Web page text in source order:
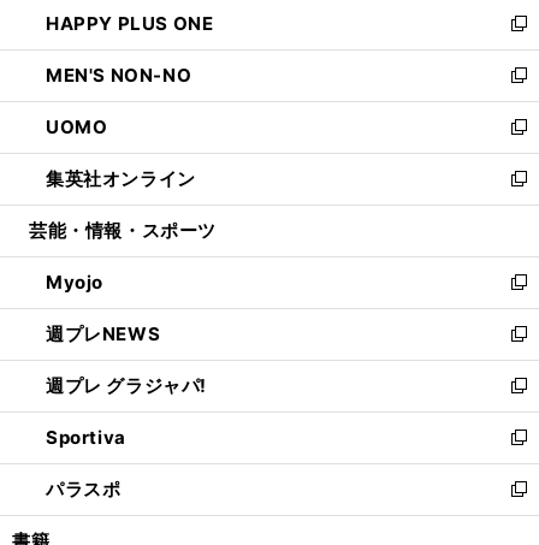
く
で
開
く
ド
ウ
で
開
く
ィ
ン
ド
ウ
で
開
く
い
ウ
ィ
ン
ド
ウ
で
開
HAPPY PLUS ONE
新
し
い
ウ
ィ
ン
ド
ウ
開
く
MEN'S NON-NO
新
し
い
ウ
ィ
ン
ウ
で
開
く
UOMO
新
し
い
ウ
ン
ド
ウ
で
開
く
集英社オンライン
新
し
ウ
ィ
ン
ド
ウ
で
開
く
芸能・情報・スポーツ
Myojo
新
し
い
ウ
ィ
ン
ド
ウ
で
開
週プレNEWS
新
し
い
ウ
ィ
ン
ド
ウ
週プレ グラジャパ!
新
し
い
ウ
ィ
ン
Sportiva
新
し
い
ウ
パラスポ
新
し